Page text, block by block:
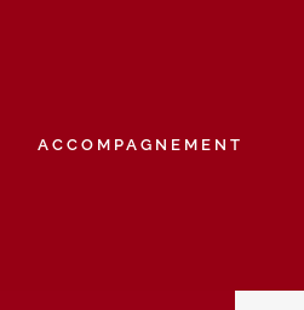
ACCOMPAGNEMENT